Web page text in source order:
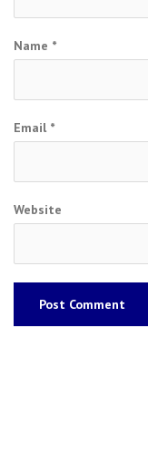
Name *
Email *
Website